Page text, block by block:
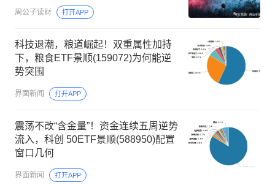
周公子读财 打开APP
科技退潮，粮道崛起！双重属性加持
下，粮食ETF景顺(159072)为何能逆
势突围
界面新闻 打开APP
震荡不改“含金量”！资金连续五周逆势
流入，科创 50ETF景顺(588950)配置
窗口几何
界面新闻 打开APP